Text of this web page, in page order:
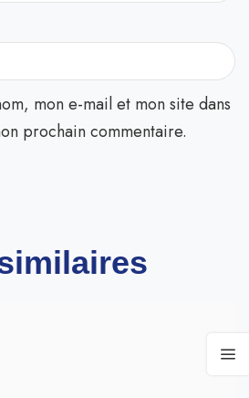
mon e-mail et mon site dans
prochain commentaire.